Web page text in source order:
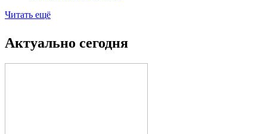
Читать ещё
Актуально сегодня